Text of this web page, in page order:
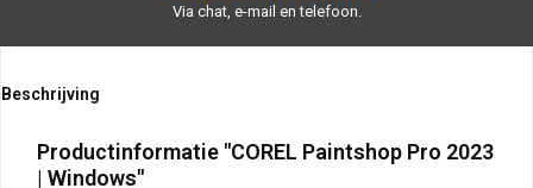
Via chat, e-mail en telefoon.
Beschrijving
Productinformatie "COREL Paintshop Pro 2023
| Windows"